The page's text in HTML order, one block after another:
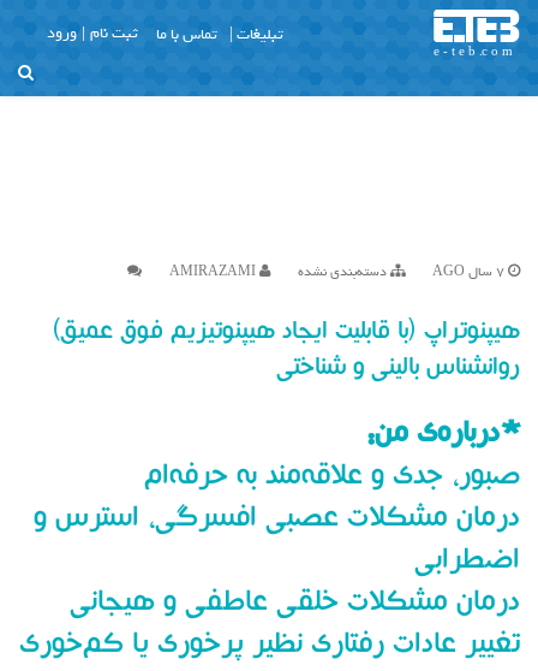
منو
Login
Profile Public
Thank You
User Directory
برگه نمونه
پرسش و پاسخ
ورود ثبت نام تماس با ما تبلیغات |
دسته‌بندی نشده AMIRAZAMI
هیپنوتراپ (با قابلیت ایجاد هیپنوتیزیم فوق عمیق)
روانشناس بالینی و شناختی
*درباره‌ی من:
صبور، جدی و علاقه‌مند به حرفه‌ام
درمان مشکلات عصبی افسرگی، استرس و
اضطرابی
درمان مشکلات خلقی عاطفی و هیجانی
تغییر عادات رفتاری نظیر پرخوری یا کم‌خوری